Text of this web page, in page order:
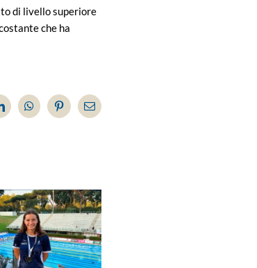
di livello superiore
che ha
WhatsAppPinterestEmail